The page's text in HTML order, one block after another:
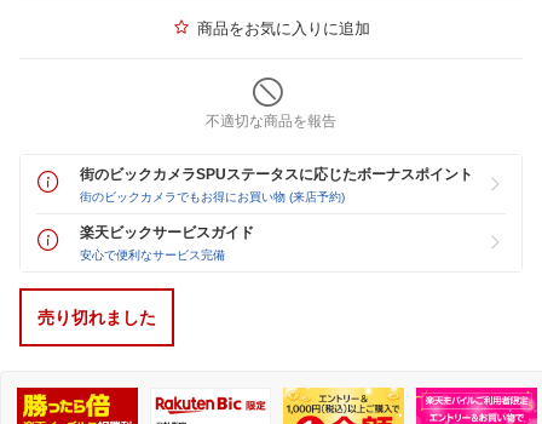
商品をお気に入りに追加
不適切な商品を報告
街のビックカメラSPUステータスに応じたボーナスポイント
街のビックカメラでもお得にお買い物 (来店予約)
楽天ビックサービスガイド
安心で便利なサービス完備
売り切れました